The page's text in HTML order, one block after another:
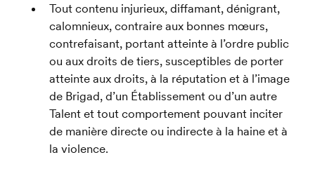
Tout contenu injurieux, diffamant, dénigrant,
calomnieux, contraire aux bonnes mœurs,
contrefaisant, portant atteinte à l’ordre public
ou aux droits de tiers, susceptibles de porter
atteinte aux droits, à la réputation et à l’image
de Brigad, d’un Établissement ou d’un autre
Talent et tout comportement pouvant inciter
de manière directe ou indirecte à la haine et à
la violence.